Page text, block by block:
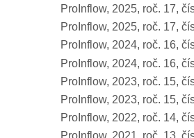
ProInflow, 2025, roč. 17,
ProInflow, 2025, roč. 17,
ProInflow, 2024, roč. 16,
ProInflow, 2024, roč. 16,
ProInflow, 2023, roč. 15,
ProInflow, 2023, roč. 15,
ProInflow, 2022, roč. 14,